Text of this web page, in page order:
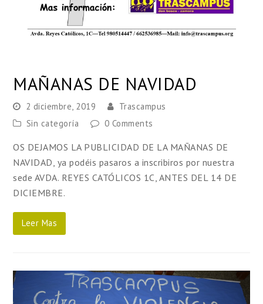
MAÑANAS DE NAVIDAD
2 diciembre, 2019
Trascampus
Sin categoría
0 Comments
OS DEJAMOS LA PUBLICIDAD DE LA MAÑANAS DE
NAVIDAD, ya podéis pasaros a inscribiros por nuestra
sede AVDA. REYES CATÓLICOS 1C, ANTES DEL 14 DE
DICIEMBRE.
Leer Mas